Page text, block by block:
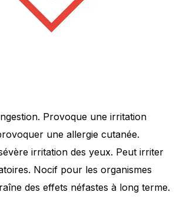
Provoque une irritation
une allergie cutanée.
irritation des yeux. Peut irriter
Nocif pour les organismes
des effets néfastes à long terme.